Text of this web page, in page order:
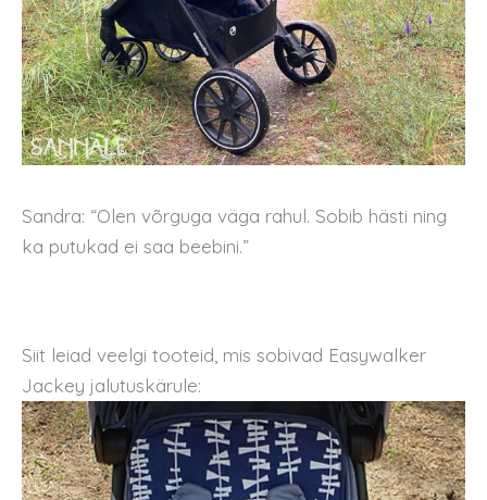
Sandra: “Olen võrguga väga rahul. Sobib hästi ning
ka putukad ei saa beebini.”
Siit leiad veelgi tooteid, mis sobivad Easywalker
Jackey jalutuskärule: